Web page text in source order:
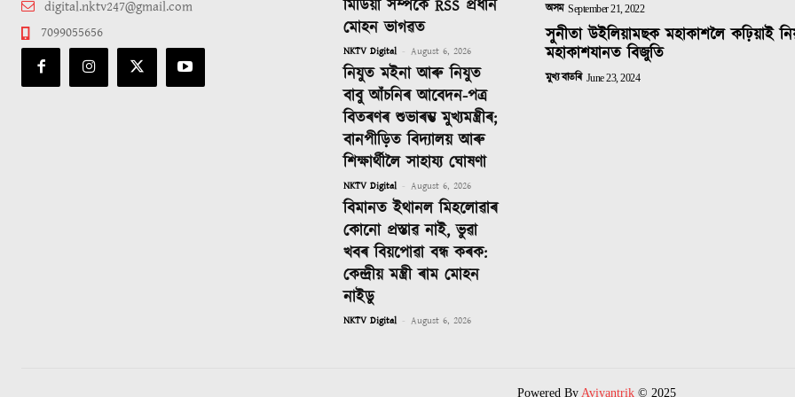
digital.nktv247@gmail.com
7099055656
মিডিয়া সম্পৰ্কে RSS প্ৰধান
মোহন ভাগৱত
NKTV Digital - August 6, 2026
নিযুত মইনা আৰু নিযুত
বাবু আঁচনিৰ আবেদন-পত্ৰ
বিতৰণৰ শুভাৰম্ভ মুখ্যমন্ত্ৰীৰ;
বানপীড়িত বিদ্যালয় আৰু
শিক্ষাৰ্থীলৈ সাহায্য ঘোষণা
NKTV Digital - August 6, 2026
বিমানত ইথানল মিহলোৱাৰ
কোনো প্ৰস্তাৱ নাই, ভুৱা
খবৰ বিয়পোৱা বন্ধ কৰক:
কেন্দ্ৰীয় মন্ত্ৰী ৰাম মোহন
নাইডু
NKTV Digital - August 6, 2026
অসম September 21, 2022
সুনীতা উইলিয়ামছক মহাকাশলৈ কঢ়িয়াই
মহাকাশযানত বিজুতি
মুখ্য বাতৰি June 23, 2024
Powered By Aviyantrik © 2025